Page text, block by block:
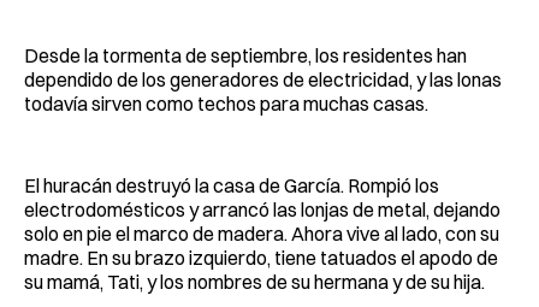
Desde la tormenta de septiembre, los residentes han
dependido de los generadores de electricidad, y las lonas
todavía sirven como techos para muchas casas.
El huracán destruyó la casa de García. Rompió los
electrodomésticos y arrancó las lonjas de metal, dejando
solo en pie el marco de madera. Ahora vive al lado, con su
madre. En su brazo izquierdo, tiene tatuados el apodo de
su mamá, Tati, y los nombres de su hermana y de su hija.